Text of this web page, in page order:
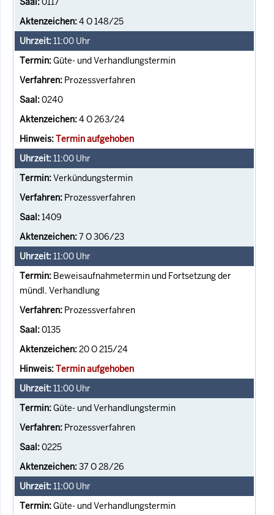
4 O 148/25
11:00 Uhr
Güte- und Verhandlungstermin
Prozessverfahren
0240
4 O 263/24
Termin aufgehoben
11:00 Uhr
Verkündungstermin
Prozessverfahren
1409
7 O 306/23
11:00 Uhr
Beweisaufnahmetermin und Fortsetzung der
mündl. Verhandlung
Prozessverfahren
0135
20 O 215/24
Termin aufgehoben
11:00 Uhr
Güte- und Verhandlungstermin
Prozessverfahren
0225
37 O 28/26
11:00 Uhr
Güte- und Verhandlungstermin